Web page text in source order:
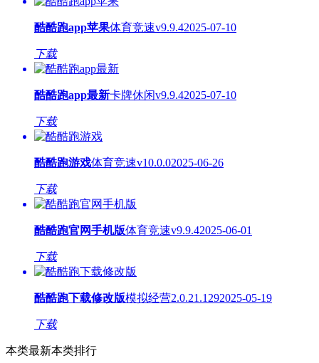
酷酷跑app苹果体育竞速v9.9.42025-07-10
下载
酷酷跑app最新卡牌休闲v9.9.42025-07-10
下载
酷酷跑游戏体育竞速v10.0.02025-06-26
下载
酷酷跑官网手机版体育竞速v9.9.42025-06-01
下载
酷酷跑下载修改版模拟经营2.0.21.1292025-05-19
下载
本类最新本类排行